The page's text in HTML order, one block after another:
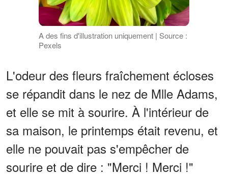
A des fins d'illustration uniquement | Source :
Pexels
L'odeur des fleurs fraîchement écloses
se répandit dans le nez de Mlle Adams,
et elle se mit à sourire. À l'intérieur de
sa maison, le printemps était revenu, et
elle ne pouvait pas s'empêcher de
sourire et de dire : "Merci ! Merci !"